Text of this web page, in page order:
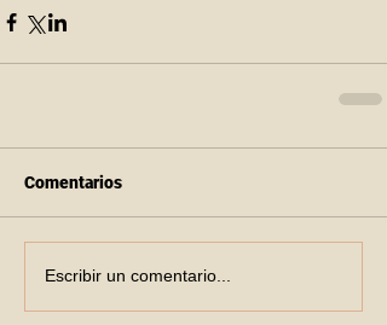
Comentarios
Escribir un comentario...